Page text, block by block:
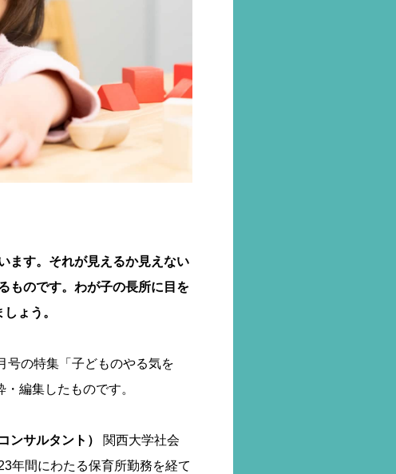
ます。それが見えるか見えない
ものです。わが子の長所に目を
ょう。
の特集「子どものやる気を
編集したものです。
ンサルタント）
関西大学社会
年間にわたる保育所勤務を経て